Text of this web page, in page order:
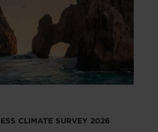
CLIMATE SURVEY 2026